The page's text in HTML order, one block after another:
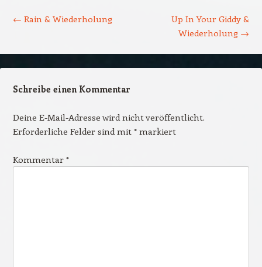
← Rain & Wiederholung
Up In Your Giddy &
Wiederholung →
Schreibe einen Kommentar
Deine E-Mail-Adresse wird nicht veröffentlicht.
Erforderliche Felder sind mit *markiert
Kommentar *